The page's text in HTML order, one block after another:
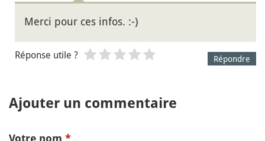
Merci pour ces infos. :-)
Répondre
Réponse utile ?
Ajouter un commentaire
Votre nom *